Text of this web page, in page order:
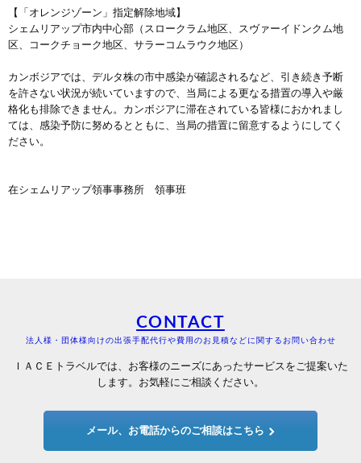
【「オレンジゾーン」指定解除地域】
シェムリアップ市内中心部（スロークラム地区、スヴァーイドンクム地
区、コークチョーク地区、サラーコムラウク地区）
カンボジアでは、デルタ株の市中感染が確認されるなど、引き続き予断
を許さない状況が続いていますので、当局による更なる措置の導入や厳
格化も排除できません。カンボジアに滞在されている皆様におかれまし
ては、感染予防に努めるとともに、当局の措置に留意するようにしてく
ださい。
在シェムリアップ領事事務所 領事班
CONTACT
法人様・団体様向けの出張手配代行や費用のお見積などに関するお問い合わせ
ＩＡＣＥトラベルでは、お客様のニーズにあったサービスをご提案いた
します。お気軽にご相談ください。
メール、お電話からのご相談はこちら